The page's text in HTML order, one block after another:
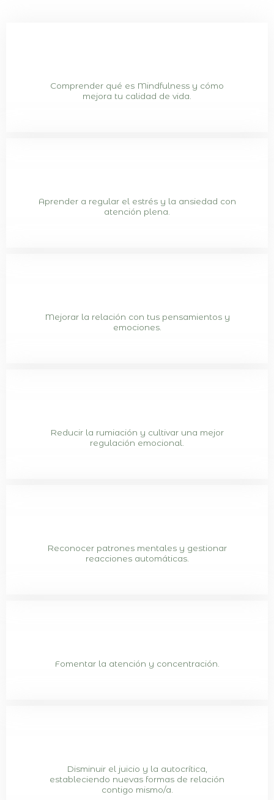
Comprender qué es Mindfulness y cómo
mejora tu calidad de vida.
Aprender a regular el estrés y la ansiedad con
atención plena.
Mejorar la relación con tus pensamientos y
emociones.
Reducir la rumiación y cultivar una mejor
regulación emocional.
Reconocer patrones mentales y gestionar
reacciones automáticas.
Fomentar la atención y concentración.
Disminuir el juicio y la autocrítica,
estableciendo nuevas formas de relación
contigo mismo/a.